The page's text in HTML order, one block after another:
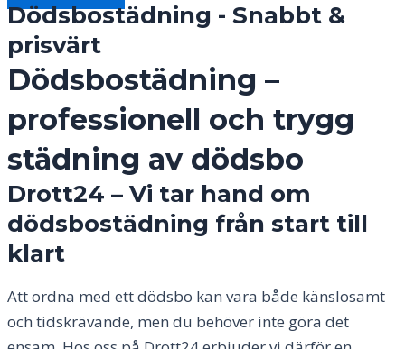
Dödsbostädning - Snabbt &
prisvärt
Dödsbostädning –
professionell och trygg
städning av dödsbo
Drott24 – Vi tar hand om
dödsbostädning från start till
klart
Att ordna med ett dödsbo kan vara både känslosamt
och tidskrävande, men du behöver inte göra det